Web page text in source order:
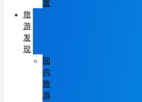
置
旅
游
发
现
国
内
旅
游